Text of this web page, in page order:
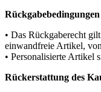
Rückgabebedingungen
• Das Rückgaberecht
einwandfreie Artikel,
• Personalisierte Artikel
Rückerstattung des